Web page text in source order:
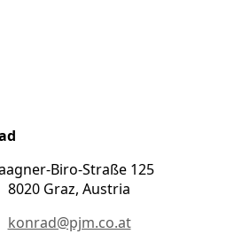
Biro-Straße 125
8020 Graz, Austria
konrad@pjm.co.at